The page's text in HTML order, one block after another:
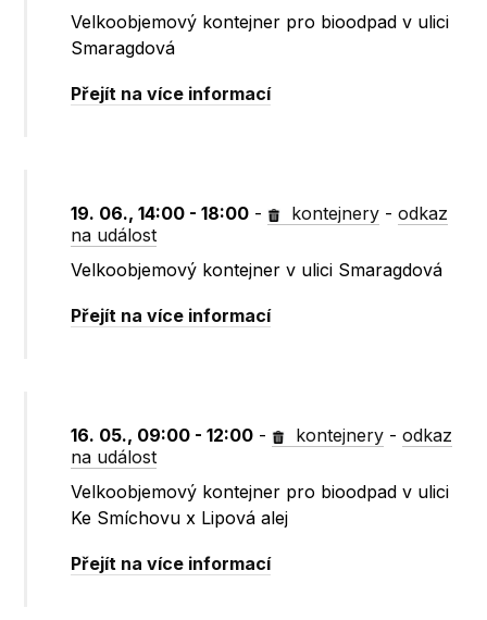
Velkoobjemový kontejner pro bioodpad v ulici
Smaragdová
Přejít na více informací
19. 06., 14:00 - 18:00 - kontejnery -odkaz
na událost
Velkoobjemový kontejner v ulici Smaragdová
Přejít na více informací
16. 05., 09:00 - 12:00 - kontejnery -odkaz
na událost
Velkoobjemový kontejner pro bioodpad v ulici
Ke Smíchovu x Lipová alej
Přejít na více informací